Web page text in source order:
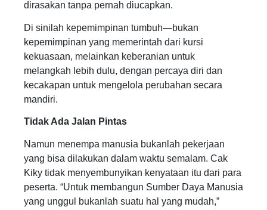
dirasakan tanpa pernah diucapkan.
Di sinilah kepemimpinan tumbuh—bukan
kepemimpinan yang memerintah dari kursi
kekuasaan, melainkan keberanian untuk
melangkah lebih dulu, dengan percaya diri dan
kecakapan untuk mengelola perubahan secara
mandiri.
Tidak Ada Jalan Pintas
Namun menempa manusia bukanlah pekerjaan
yang bisa dilakukan dalam waktu semalam. Cak
Kiky tidak menyembunyikan kenyataan itu dari para
peserta. “Untuk membangun Sumber Daya Manusia
yang unggul bukanlah suatu hal yang mudah,”